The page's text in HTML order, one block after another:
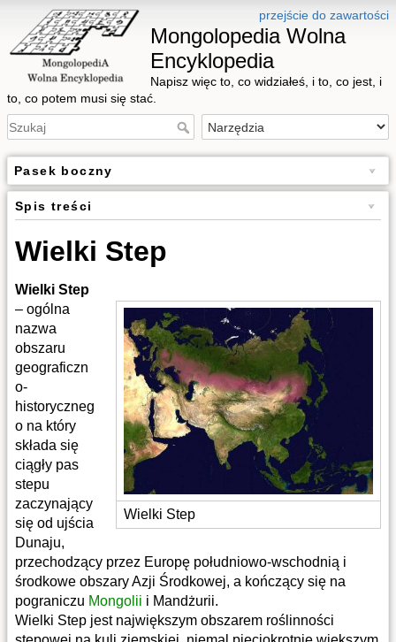
przejście do zawartości
Mongolopedia Wolna
Encyklopedia
Napisz więc to, co widziałeś, i to, co jest, i
to, co potem musi się stać.
Pasek boczny
Spis treści
Wielki Step
Wielki Step
Wielki Step
– ogólna
nazwa
obszaru
geograficzn
o-
historyczneg
o na który
składa się
ciągły pas
stepu
zaczynający
się od ujścia
Dunaju,
przechodzący przez Europę południowo-wschodnią i
środkowe obszary Azji Środkowej, a kończący się na
pograniczu Mongolii i Mandżurii.
Wielki Step jest największym obszarem roślinności